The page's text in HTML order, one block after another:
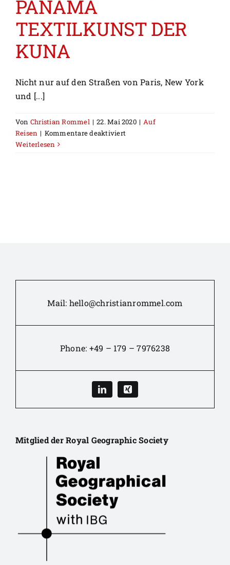
PANAMA
TEXTILKUNST DER
KUNA
Nicht nur auf den Straßen von Paris, New York
und [...]
Von Christian Rommel | 22. Mai 2020 | Auf
Reisen | Kommentare deaktiviertfür
Weiterlesen
Mail: hello@christianrommel.com
Phone: +49 – 179 – 7976238
Mitglied der Royal Geographic Society